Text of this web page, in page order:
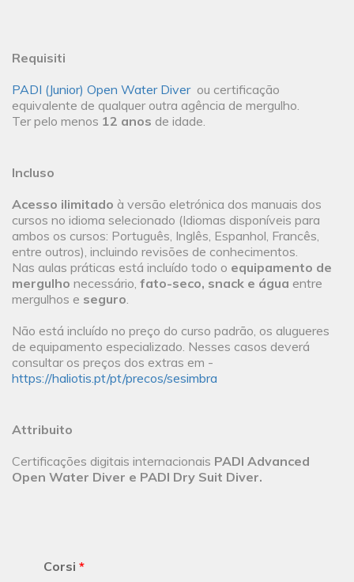
Requisiti
PADI (Junior) Open Water Diver ou certificação
equivalente de qualquer outra agência de mergulho.
Ter pelo menos 12 anos de idade.
Incluso
Acesso ilimitado à versão eletrónica dos manuais dos
cursos no idioma selecionado (Idiomas disponíveis para
ambos os cursos: Português, Inglês, Espanhol, Francês,
entre outros), incluindo revisões de conhecimentos.
Nas aulas práticas está incluído todo o equipamento de
mergulho necessário, fato-seco, snack e água entre
mergulhos e seguro.
Não está incluído no preço do curso padrão, os alugueres
de equipamento especializado. Nesses casos deverá
consultar os preços dos extras em -
https://haliotis.pt/pt/precos/sesimbra
Attribuito
Certificações digitais internacionais PADI Advanced
Open Water Diver e PADI Dry Suit Diver.
Corsi *